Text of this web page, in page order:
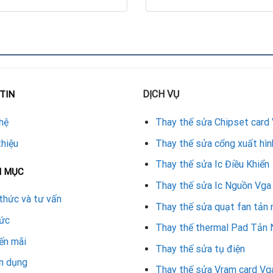
thời
hoạt động ổn định mà còn:
thiết kế.
chữa và thay thế linh kiện card màn hình. Với đội ngũ kỹ
quả và uy tín. Nếu bạn cần
thay chip VGA card màn hình ở Đà
MỤC
và tư vấn
mãi
dụng
DỊCH VỤ
Thay thế sửa Chipset card
Thay thế sửa cổng xuất
Thay thế sửa Ic Điều Khiển
Thay thế sửa Ic Nguồn Vga
Thay thế sửa quạt fan tản
Thay thế thermal Pad Tản
Thay thế sửa tụ điện
Thay thế sửa Vram card